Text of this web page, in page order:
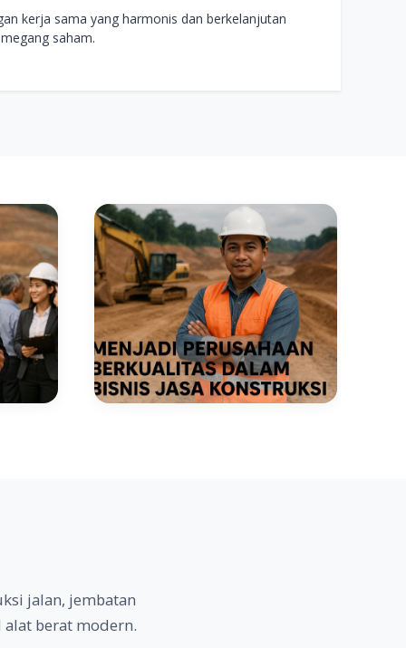
kerja sama yang harmonis dan berkelanjutan
saham.
jalan, jembatan
berat modern.